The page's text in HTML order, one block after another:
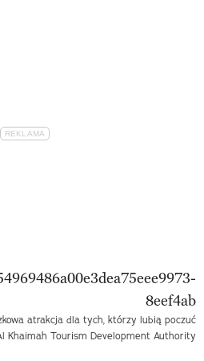
atrakcja dla tych, którzy lubią poczuć
Khaimah Tourism Development Authority